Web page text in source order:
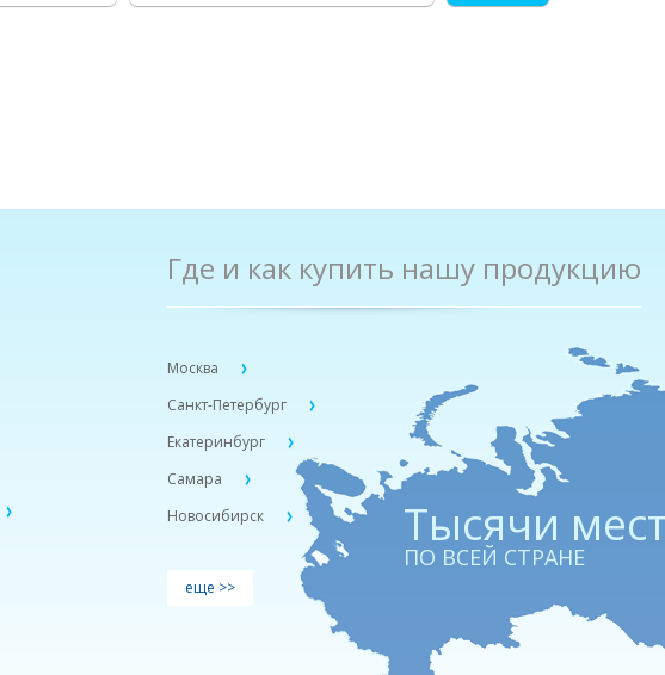
Где и как купить нашу продукцию
Москва
Санкт-Петербург
Екатеринбург
Самара
Новосибирск
еще >>
Тыcячи
ПО ВСЕЙ СТРАНЕ